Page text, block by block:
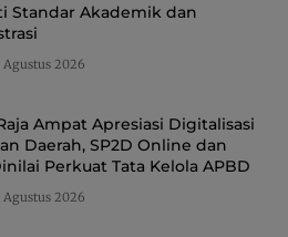
Standar Akademik dan
Agustus 2026
Ampat Apresiasi Digitalisasi
Daerah, SP2D Online dan
Perkuat Tata Kelola APBD
Agustus 2026